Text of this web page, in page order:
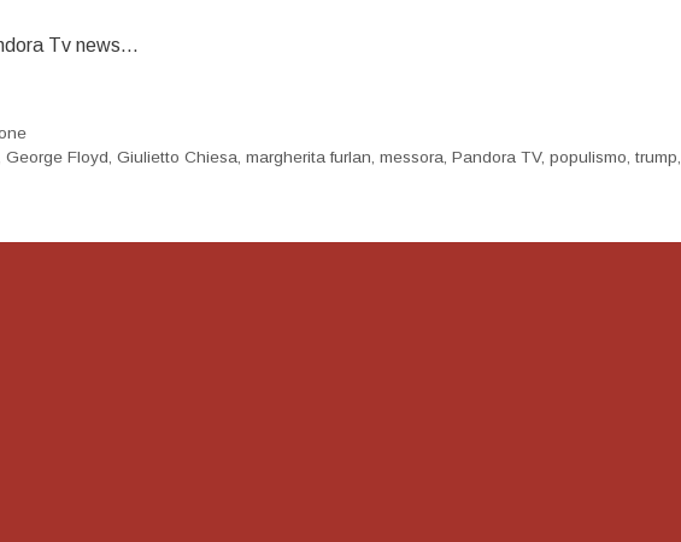
Tv news…
George Floyd,Giulietto Chiesa,margherita furlan,messora,Pandora TV,populismo,trump,